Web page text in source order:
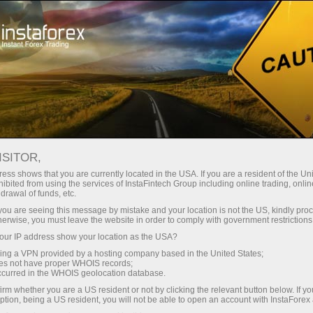
Com a InstaForex, você obtém
realmente competitivas:
alavancagem de até 1:5000,
alguns dos melhores spreads e
comissões do mercado, e
condições vantajosas para
negociar ações e índices.
Spreads mínimos — lucro máximo
Bônus de 30%
para cada depósito
Velocidade
no trading e na estrada
shows that you are currently located in the USA. If you are a resident of the
from using the services of InstaFintech Group including online trading,
of funds, etc.
are seeing this message by mistake and your location is not the US, kindly
you must leave the website in order to comply with government
IP address show your location as the USA?
a VPN provided by a hosting company based in the United States;
not have proper WHOIS records;
in the WHOIS geolocation database.
whether you are a US resident or not by clicking the relevant button below. If
being a US resident, you will not be able to open an account with InstaForex